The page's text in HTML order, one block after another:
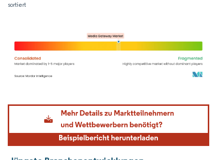
sortiert
Bild © Mordor Intelligence. Wiederverwendung erfordert Namensnennung gemäß